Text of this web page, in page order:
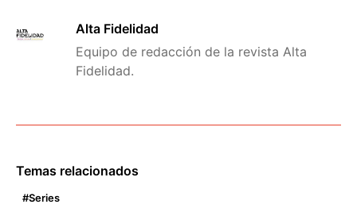
Alta Fidelidad
Equipo de redacción de la revista Alta
Fidelidad.
Temas relacionados
Series